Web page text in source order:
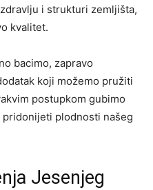
i strukturi zemljišta,
kvalitet.
bacimo, zapravo
koji možemo pružiti
postupkom gubimo
plodnosti našeg
Jesenjeg